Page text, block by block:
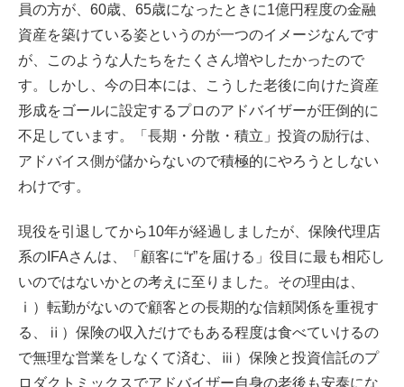
員の方が、60歳、65歳になったときに1億円程度の金融
資産を築けている姿というのが一つのイメージなんです
が、このような人たちをたくさん増やしたかったので
す。しかし、今の日本には、こうした老後に向けた資産
形成をゴールに設定するプロのアドバイザーが圧倒的に
不足しています。「長期・分散・積立」投資の励行は、
アドバイス側が儲からないので積極的にやろうとしない
わけです。
現役を引退してから10年が経過しましたが、保険代理店
系のIFAさんは、「顧客に“r”を届ける」役目に最も相応し
いのではないかとの考えに至りました。その理由は、
ⅰ）転勤がないので顧客との長期的な信頼関係を重視す
る、ⅱ）保険の収入だけでもある程度は食べていけるの
で無理な営業をしなくて済む、ⅲ）保険と投資信託のプ
ロダクトミックスでアドバイザー自身の老後も安泰にな